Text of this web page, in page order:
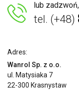
lub
tel. (+48)
Adres:
Wanrol Sp. z o.o.
ul. Matysiaka 7
22-300 Krasnystaw